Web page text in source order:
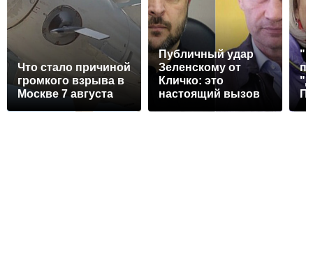
Что стало причиной
громкого взрыва в
Москве 7 августа
Публичный удар
Зеленскому от
Кличко: это
настоящий вызов